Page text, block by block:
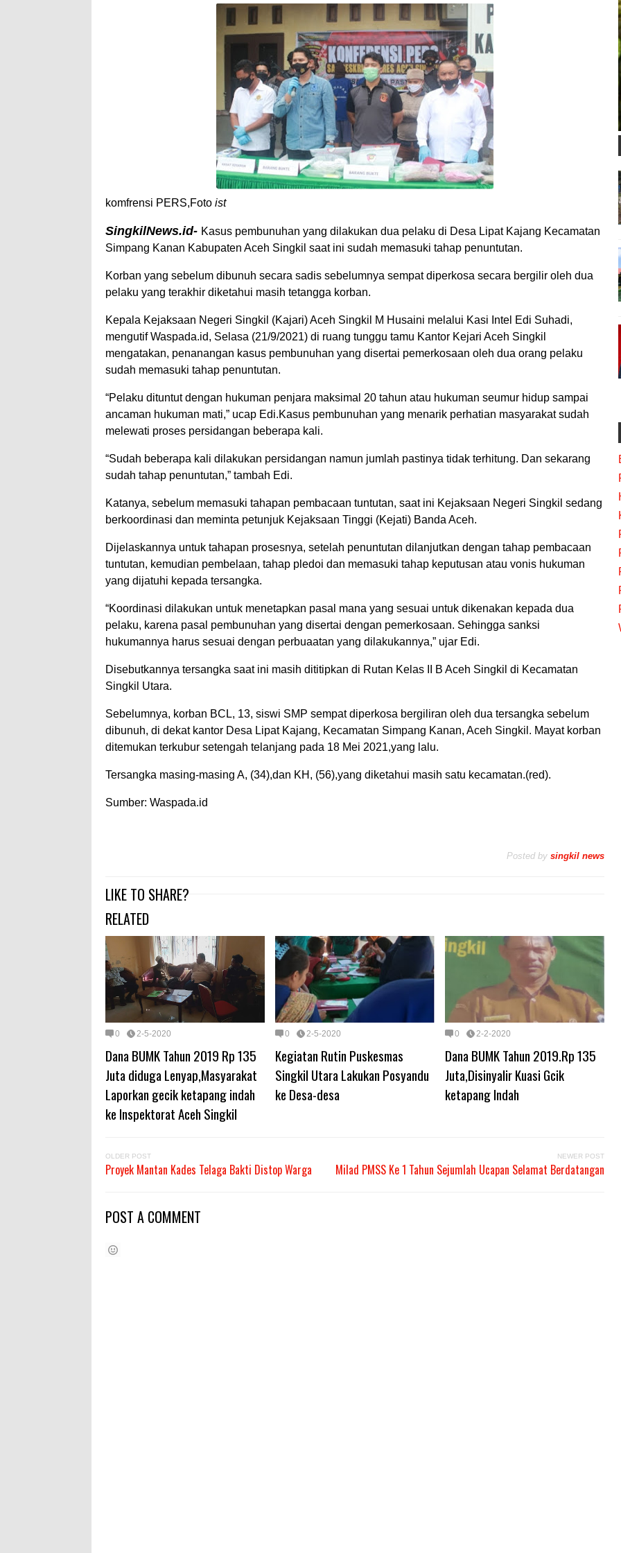
komfrensi PERS,Foto ist
SingkilNews.id- Kasus pembunuhan yang dilakukan dua pelaku di Desa Lipat Kajang Kecamatan
Simpang Kanan Kabupaten Aceh Singkil saat ini sudah memasuki tahap penuntutan.
Korban yang sebelum dibunuh secara sadis sebelumnya sempat diperkosa secara bergilir oleh dua
pelaku yang terakhir diketahui masih tetangga korban.
Kepala Kejaksaan Negeri Singkil (Kajari) Aceh Singkil M Husaini melalui Kasi Intel Edi Suhadi,
mengutif Waspada.id, Selasa (21/9/2021) di ruang tunggu tamu Kantor Kejari Aceh Singkil
mengatakan, penanangan kasus pembunuhan yang disertai pemerkosaan oleh dua orang pelaku
sudah memasuki tahap penuntutan.
“Pelaku dituntut dengan hukuman penjara maksimal 20 tahun atau hukuman seumur hidup sampai
ancaman hukuman mati,” ucap Edi.Kasus pembunuhan yang menarik perhatian masyarakat sudah
melewati proses persidangan beberapa kali.
“Sudah beberapa kali dilakukan persidangan namun jumlah pastinya tidak terhitung. Dan sekarang
sudah tahap penuntutan,” tambah Edi.
Katanya, sebelum memasuki tahapan pembacaan tuntutan, saat ini Kejaksaan Negeri Singkil sedang
berkoordinasi dan meminta petunjuk Kejaksaan Tinggi (Kejati) Banda Aceh.
Dijelaskannya untuk tahapan prosesnya, setelah penuntutan dilanjutkan dengan tahap pembacaan
tuntutan, kemudian pembelaan, tahap pledoi dan memasuki tahap keputusan atau vonis hukuman
yang dijatuhi kepada tersangka.
“Koordinasi dilakukan untuk menetapkan pasal mana yang sesuai untuk dikenakan kepada dua
pelaku, karena pasal pembunuhan yang disertai dengan pemerkosaan. Sehingga sanksi
hukumannya harus sesuai dengan perbuaatan yang dilakukannya,” ujar Edi.
Disebutkannya tersangka saat ini masih dititipkan di Rutan Kelas II B Aceh Singkil di Kecamatan
Singkil Utara.
Sebelumnya, korban BCL, 13, siswi SMP sempat diperkosa bergiliran oleh dua tersangka sebelum
dibunuh, di dekat kantor Desa Lipat Kajang, Kecamatan Simpang Kanan, Aceh Singkil. Mayat korban
ditemukan terkubur setengah telanjang pada 18 Mei 2021,yang lalu.
Tersangka masing-masing A, (34),dan KH, (56),yang diketahui masih satu kecamatan.(red).
Sumber: Waspada.id
Posted by singkil news
LIKE TO SHARE?
RELATED
0 2-5-2020
Dana BUMK Tahun 2019 Rp 135
Juta diduga Lenyap,Masyarakat
Laporkan gecik ketapang indah
ke Inspektorat Aceh Singkil
0 2-5-2020
Kegiatan Rutin Puskesmas
Singkil Utara Lakukan Posyandu
ke Desa-desa
0 2-2-2020
Dana BUMK Tahun 2019.Rp 135
Juta,Disinyalir Kuasi Gcik
ketapang Indah
OLDER POST
Proyek Mantan Kades Telaga Bakti Distop Warga
NEWER POST
Milad PMSS Ke 1 Tahun Sejumlah Ucapan Selamat Berdatangan
POST A COMMENT